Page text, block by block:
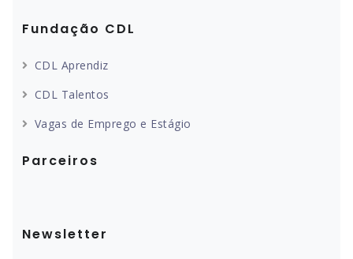
Fundação CDL
CDL Aprendiz
CDL Talentos
Vagas de Emprego e Estágio
Parceiros
Newsletter